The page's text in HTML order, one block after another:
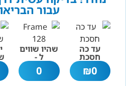
עבור
עד כה
חסכת
0
₪
שהיו שווים
ל -
0